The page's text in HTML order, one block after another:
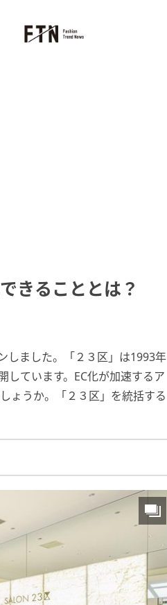
きることとは？
しました。「２３区」は1993年
ています。EC化が加速するア
ょうか。「２３区」を統括する